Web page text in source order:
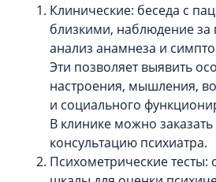
Клинические: беседа с
близкими, наблюдение за
анализ анамнеза и
Эти позволяет выявить
настроения, мышления,
и социального
В клинике можно
консультацию психиатра.
Психометрические тесты: